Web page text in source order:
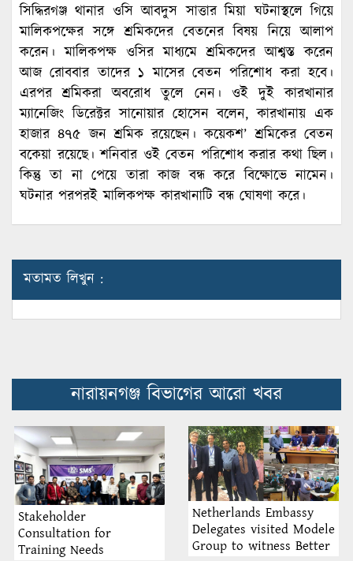
সিদ্ধিরগঞ্জ থানার ওসি আবদুস সাত্তার মিয়া ঘটনাস্থলে গিয়ে
মালিকপক্ষের সঙ্গে শ্রমিকদের বেতনের বিষয় নিয়ে আলাপ
করেন। মালিকপক্ষ ওসির মাধ্যমে শ্রমিকদের আশ্বস্ত করেন
আজ রোববার তাদের ১ মাসের বেতন পরিশোধ করা হবে।
এরপর শ্রমিকরা অবরোধ তুলে নেন। ওই দুই কারখানার
ম্যানেজিং ডিরেক্টর সানোয়ার হোসেন বলেন, কারখানায় এক
হাজার ৪৭৫ জন শ্রমিক রয়েছেন। কয়েকশ’ শ্রমিকের বেতন
বকেয়া রয়েছে। শনিবার ওই বেতন পরিশোধ করার কথা ছিল।
কিন্তু তা না পেয়ে তারা কাজ বন্ধ করে বিক্ষোভে নামেন।
ঘটনার পরপরই মালিকপক্ষ কারখানাটি বন্ধ ঘোষণা করে।
মতামত লিখুন :
নারায়নগঞ্জ বিভাগের আরো খবর
Stakeholder
Consultation for
Training Needs
Netherlands Embassy
Delegates visited Modele
Group to witness Better